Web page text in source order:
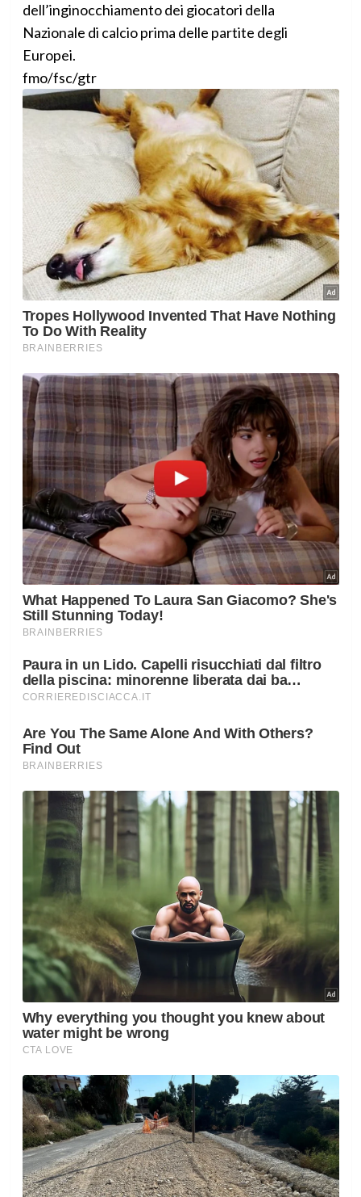
dell’inginocchiamento dei giocatori della
Nazionale di calcio prima delle partite degli
Europei.
fmo/fsc/gtr